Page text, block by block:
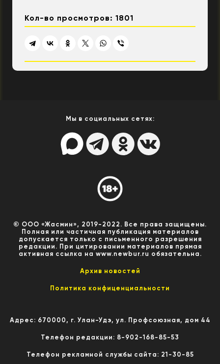
Кол-во просмотров: 1801
Мы в социальных сетях:
© ООО «Жасмин», 2019-2022. Все права защищены.
Полная или частичная публикация материалов
допускается только с письменного разрешения
редакции. При цитировании материалов прямая
активная ссылка на www.newbur.ru обязательна.
Архив новостей
Политика конфиценциальности
Адрес: 670000, г. Улан-Удэ, ул. Профсоюзная, дом 44
Телефон редакции: 8-902-168-85-53
Телефон рекламной службы сайта: 21-30-85